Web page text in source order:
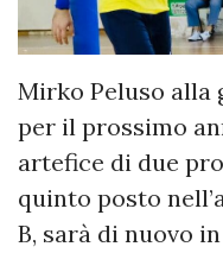
Mirko Peluso alla
per il prossimo
artefice di due
quinto posto
B, sarà di nuovo